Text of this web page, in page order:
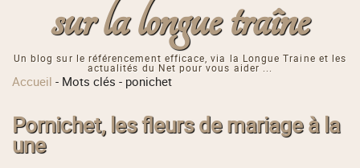
sur la longue traîne
Un blog sur le référencement efficace, via la Longue Traine et les
actualités du Net pour vous aider ...
Accueil - Mots clés - ponichet
Pornichet, les fleurs de mariage à la
une